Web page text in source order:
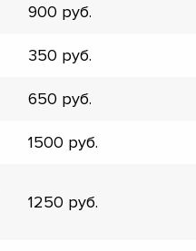
900
350
650
1500
1250